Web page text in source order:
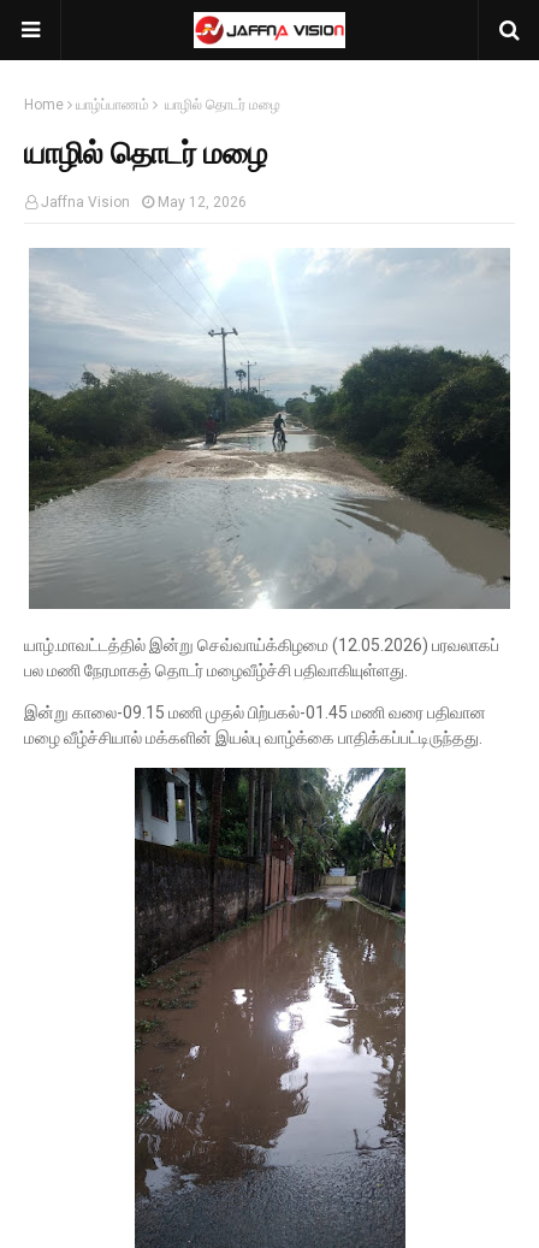
Home யாழ்ப்பாணம் யாழில் தொடர் மழை
யாழில் தொடர் மழை
Jaffna Vision May 12, 2026
யாழ்.மாவட்டத்தில் இன்று செவ்வாய்க்கிழமை (12.05.2026) பரவலாகப்
பல மணி நேரமாகத் தொடர் மழைவீழ்ச்சி பதிவாகியுள்ளது.
இன்று காலை-09.15 மணி முதல் பிற்பகல்-01.45 மணி வரை பதிவான
மழை வீழ்ச்சியால் மக்களின் இயல்பு வாழ்க்கை பாதிக்கப்பட்டிருந்தது.